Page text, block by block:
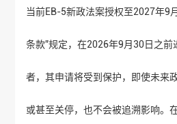
当前EB-5新政法案授权至2027年9
条款”规定，在2026年9月30日之
者，其申请将受到保护，即使未来
或甚至关停，也不会被追溯影响。